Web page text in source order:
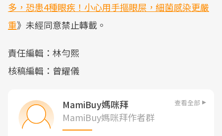
多，恐患4種眼疾！小心用手摳眼屎，細菌感染更嚴
重》未經同意禁止轉載。
責任編輯：林勻熙
核稿編輯：曾耀儀
MamiBuy媽咪拜 查看全部
MamiBuy媽咪拜作者群